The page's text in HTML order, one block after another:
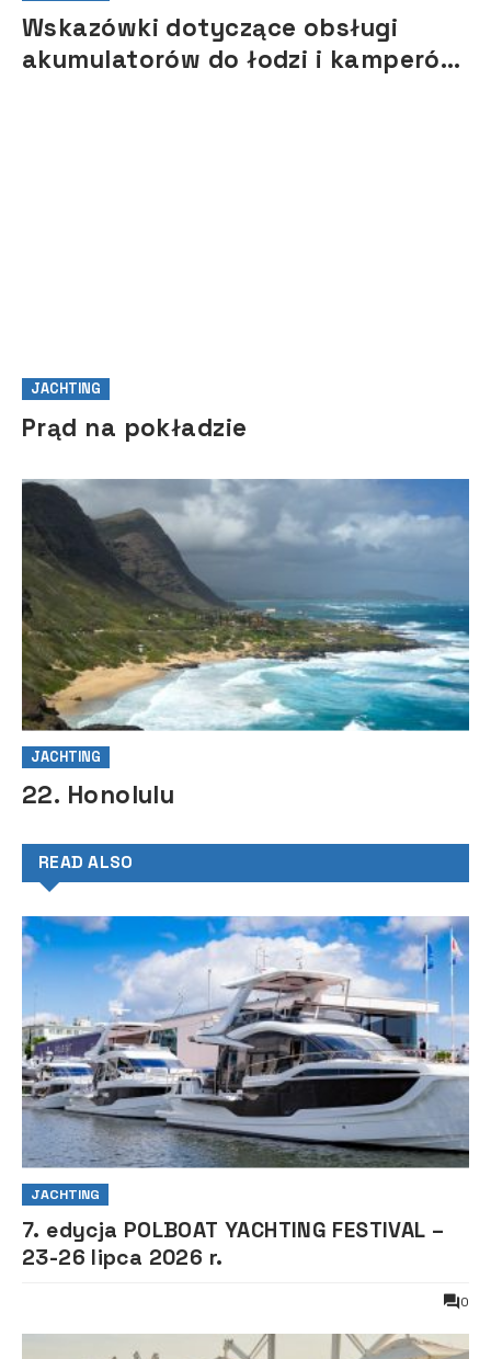
Wskazówki dotyczące obsługi
akumulatorów do łodzi i kamperów
JACHTING
Prąd na pokładzie
JACHTING
22. Honolulu
READ ALSO
JACHTING
7. edycja POLBOAT YACHTING FESTIVAL –
23-26 lipca 2026 r.
0